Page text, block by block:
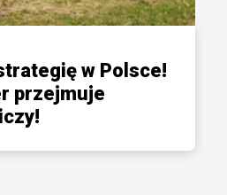
w Polsce!
przejmuje